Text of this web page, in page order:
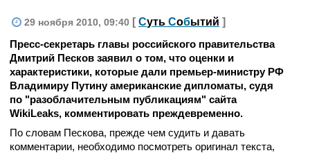
29 ноября 2010, 09:40 [ Суть Событий ]
Пресс-секретарь главы российского правительства
Дмитрий Песков заявил о том, что оценки и
характеристики, которые дали премьер-министру РФ
Владимиру Путину американские дипломаты, судя
по "разоблачительным публикациям" сайта
WikiLeaks, комментировать преждевременно.
По словам Пескова, прежде чем судить и давать
комментарии, необходимо посмотреть оригинал текста,